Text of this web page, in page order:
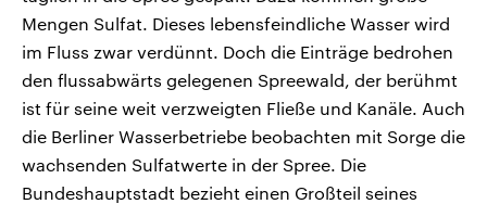
Mengen Sulfat. Dieses lebensfeindliche Wasser wird
im Fluss zwar verdünnt. Doch die Einträge bedrohen
den flussabwärts gelegenen Spreewald, der berühmt
ist für seine weit verzweigten Fließe und Kanäle. Auch
die Berliner Wasserbetriebe beobachten mit Sorge die
wachsenden Sulfatwerte in der Spree. Die
Bundeshauptstadt bezieht einen Großteil seines